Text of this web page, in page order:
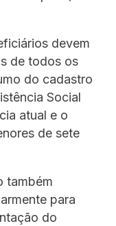
devem
de todos os
do cadastro
Social
atual e o
de sete
também
para
do